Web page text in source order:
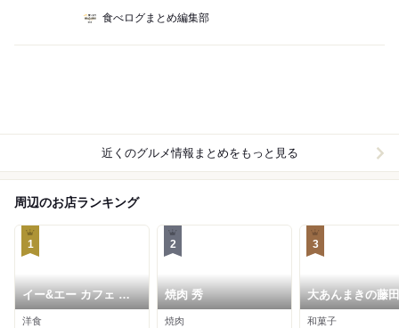
食べログまとめ編集部
近くのグルメ情報まとめをもっと見る
周辺のお店ランキング
1
イー&エー カフェ ら
らぽーと愛知東郷店
洋食
2
焼肉 秀
焼肉
3
大あんまきの藤
ららぽーと愛知
和菓子